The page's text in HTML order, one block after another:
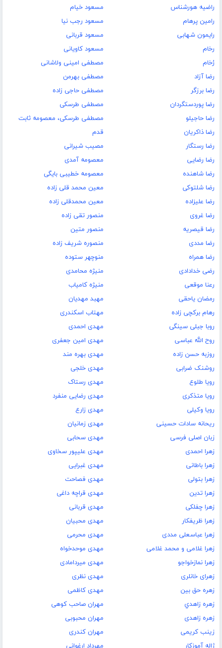
راضیه هورشناس
رامین پرهام
رایمون شهابی
رخام
رُخام
رضا آزاد
رضا برزگر
رضا پوردستگردان
رضا حاجیلو
رضا ذاکریان
رضا رستگار
رضا رضایی
رضا شاهنده
رضا شلتوکی
رضا علیزاده
رضا غروی
رضا قیصریه
رضا مددی
رضا همراه
رضی خدادادی
رعنا موقعی
رمضان یاحقی
رهام برکچی زاده
روبا جبلی سینگی
روح الله عباسی
روزبه حسن زاده
روشنک ضرابی
رویا طلوع
رویا متذکری
رویا وکیلی
ریحانه سادات حسینی
زبان اصلی فرسی
زهرا احمدی
زهرا باطانی
زهرا بتولی
زهرا تدین
زهرا چفلکی
زهرا ظریفکار
زهرا عباسعلی مددی
زهرا غلامی و محمد غلامی
زهرا نمازخواجو
زهرای خانلری
زهره حق بین
زهره زاهدي
زهره زاهدی
زینب کریمی
ژاله آموزکار
مسعود خیام
مسعود رجب نیا
مسعود قربانی
مسعود کاویانی
مصطفی امینی ولاشانی
مصطفی بهرمن
مصطفی حاجی زاده
مصطفی طرسکی
مصطفی طرسکی، معصومه ثابت
قدم
مصیب شیرانی
معصومه آمدی
معصومه خطیبی بایگی
معین محمد قلی زاده
معین محمدقلی زاده
منصور تقی زاده
منصور متین
منصوره شریف زاده
منوچهر ستوده
منیژه محامدی
منیژه کامیاب
مهبد مهدیان
مهتاب اسکندری
مهدی احمدی
مهدی امین جعفری
مهدی بهره مند
مهدی خلجی
مهدی رستاک
مهدی رضایی منفرد
مهدی زارع
مهدی زمانیان
مهدی سحابی
مهدی علیپور سخاوی
مهدی غبرایی
مهدی فصاحت
مهدی قراچه داغی
مهدی قربانی
مهدی محبیان
مهدی محرمی
مهدی موحدخواه
مهدی میردامادی
مهدی نظری
مهدی کاظمی
مهران صاحب کوهی
مهران محبوبی
مهران کندری
مهرداد ارغوانی